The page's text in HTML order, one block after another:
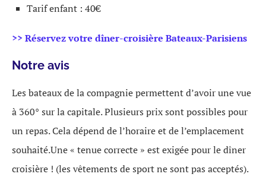
Tarif enfant : 40€
>> Réservez votre dîner-croisière Bateaux-Parisiens
Notre avis
Les bateaux de la compagnie permettent d’avoir une vue
à 360° sur la capitale. Plusieurs prix sont possibles pour
un repas. Cela dépend de l’horaire et de l’emplacement
souhaité.Une « tenue correcte » est exigée pour le dîner
croisière ! (les vêtements de sport ne sont pas acceptés).